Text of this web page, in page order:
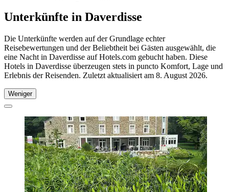
Unterkünfte in Daverdisse
Die Unterkünfte werden auf der Grundlage echter
Reisebewertungen und der Beliebtheit bei Gästen ausgewählt, die
eine Nacht in Daverdisse auf Hotels.com gebucht haben. Diese
Hotels in Daverdisse überzeugen stets in puncto Komfort, Lage und
Erlebnis der Reisenden. Zuletzt aktualisiert am 8. August 2026.
Weniger